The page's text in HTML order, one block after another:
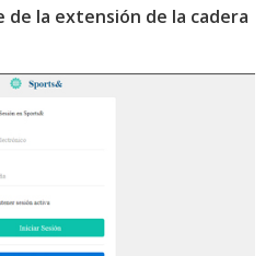
la extensión de la cadera